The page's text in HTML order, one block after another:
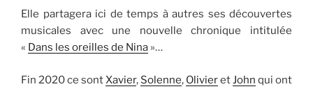
Elle partagera ici de temps à autres ses découvertes
musicales avec une nouvelle chronique intitulée
« Dans les oreilles de Nina »…
Fin 2020 ce sontXavier, Solenne, OlivieretJohn qui ont